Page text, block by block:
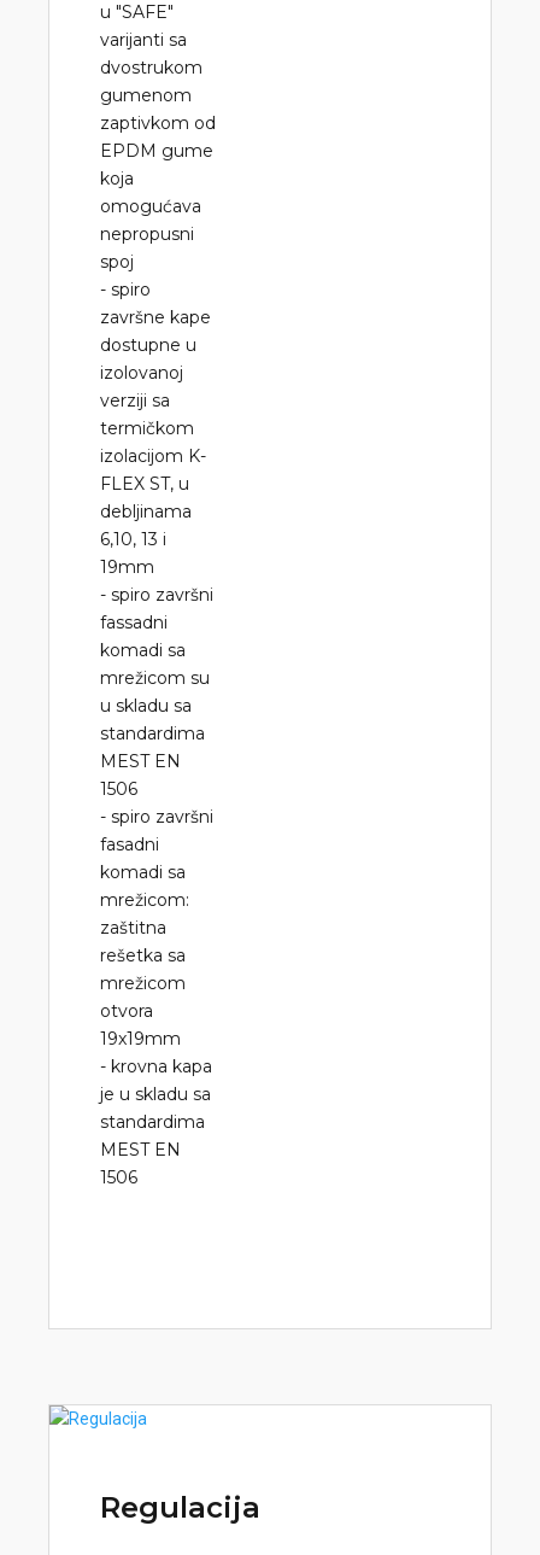
u "SAFE"
varijanti sa
dvostrukom
gumenom
zaptivkom od
EPDM gume
koja
omogućava
nepropusni
spoj
- spiro
završne kape
dostupne u
izolovanoj
verziji sa
termičkom
izolacijom K-
FLEX ST, u
debljinama
6,10, 13 i
19mm
- spiro završni
fassadni
komadi sa
mrežicom su
u skladu sa
standardima
MEST EN
1506
- spiro završni
fasadni
komadi sa
mrežicom:
zaštitna
rešetka sa
mrežicom
otvora
19x19mm
- krovna kapa
je u skladu sa
standardima
MEST EN
1506
Regulacija